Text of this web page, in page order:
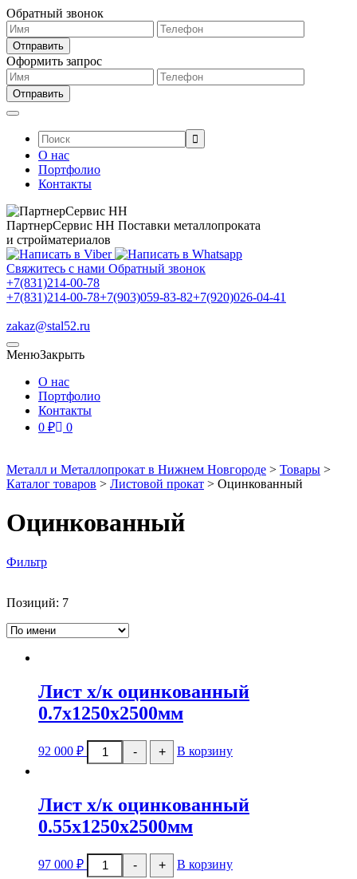
Обратный звонок
Оформить запрос
Поиск:
О нас
Портфолио
Контакты
ПартнерСервис НН Поставки металлопроката
и стройматериалов
Свяжитесь с нами Обратный звонок
+7(831)214-00-78
+7(831)214-00-78+7(903)059-83-82+7(920)026-04-41
zakaz@stal52.ru
МенюЗакрыть
О нас
Портфолио
Контакты
0 ₽ 0
Металл и Металлопрокат в Нижнем Новгороде > Товары >
Каталог товаров > Листовой прокат > Оцинкованный
Оцинкованный
Фильтр
Метки товаров
Позиций: 7
Лист х/к оцинкованный
0.7х1250х2500мм
92 000 ₽ -
Количество
товара
оцинкованный
0.7х1250х2500мм
+ В корзину
Лист х/к оцинкованный
0.55х1250х2500мм
97 000 ₽ -
Количество
товара
+ В корзину